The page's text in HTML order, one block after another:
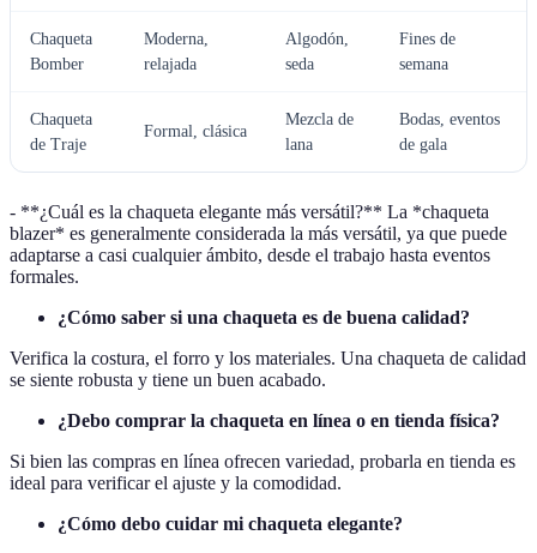
Chaqueta
Bomber
Moderna,
relajada
Algodón,
seda
Fines de
semana
Chaqueta
de Traje
Formal, clásica
Mezcla de
lana
Bodas, eventos
de gala
- **¿Cuál es la chaqueta elegante más versátil?** La *chaqueta
blazer* es generalmente considerada la más versátil, ya que puede
adaptarse a casi cualquier ámbito, desde el trabajo hasta eventos
formales.
¿Cómo saber si una chaqueta es de buena calidad?
Verifica la costura, el forro y los materiales. Una chaqueta de calidad
se siente robusta y tiene un buen acabado.
¿Debo comprar la chaqueta en línea o en tienda física?
Si bien las compras en línea ofrecen variedad, probarla en tienda es
ideal para verificar el ajuste y la comodidad.
¿Cómo debo cuidar mi chaqueta elegante?